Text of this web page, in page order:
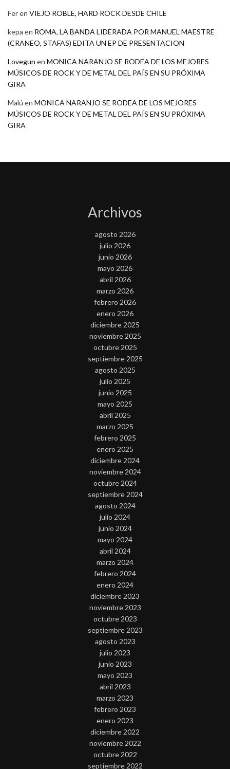
Feren VIEJO ROBLE, HARD ROCK DESDE CHILE
kepa en ROMA, LA BANDA LIDERADA POR MANUEL MAESTRE
(CRANEO, STAFAS) EDITA UN EP DE PRESENTACION
Lovegun en MONICA NARANJO SE RODEA DE LOS MEJORES
MÚSICOS DE ROCK Y DE METAL DEL PAÍS EN SU PRÓXIMA
GIRA
Malú en MONICA NARANJO SE RODEA DE LOS MEJORES
MÚSICOS DE ROCK Y DE METAL DEL PAÍS EN SU PRÓXIMA
GIRA
Archivos
agosto 2026
julio 2026
junio 2026
mayo 2026
abril 2026
marzo 2026
febrero 2026
enero 2026
diciembre 2025
noviembre 2025
octubre 2025
septiembre 2025
agosto 2025
julio 2025
junio 2025
mayo 2025
abril 2025
marzo 2025
febrero 2025
enero 2025
diciembre 2024
noviembre 2024
octubre 2024
septiembre 2024
agosto 2024
julio 2024
junio 2024
mayo 2024
abril 2024
marzo 2024
febrero 2024
enero 2024
diciembre 2023
noviembre 2023
octubre 2023
septiembre 2023
agosto 2023
julio 2023
junio 2023
mayo 2023
abril 2023
marzo 2023
febrero 2023
enero 2023
diciembre 2022
noviembre 2022
octubre 2022
septiembre 2022